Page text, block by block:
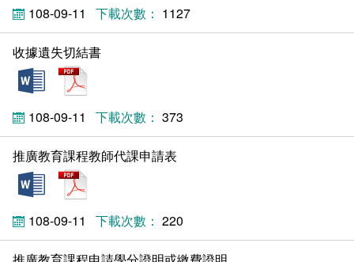
108-09-11 1127
收據遺失切結書
doc
108-09-11 373
推廣教育課程教師代課申請表
doc
108-09-11 220